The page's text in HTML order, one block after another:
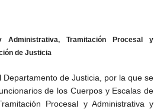
Tramitación Procesal y
de Justicia
de Justicia, por la que se
de los Cuerpos y Escalas de
Procesal y Administrativa y